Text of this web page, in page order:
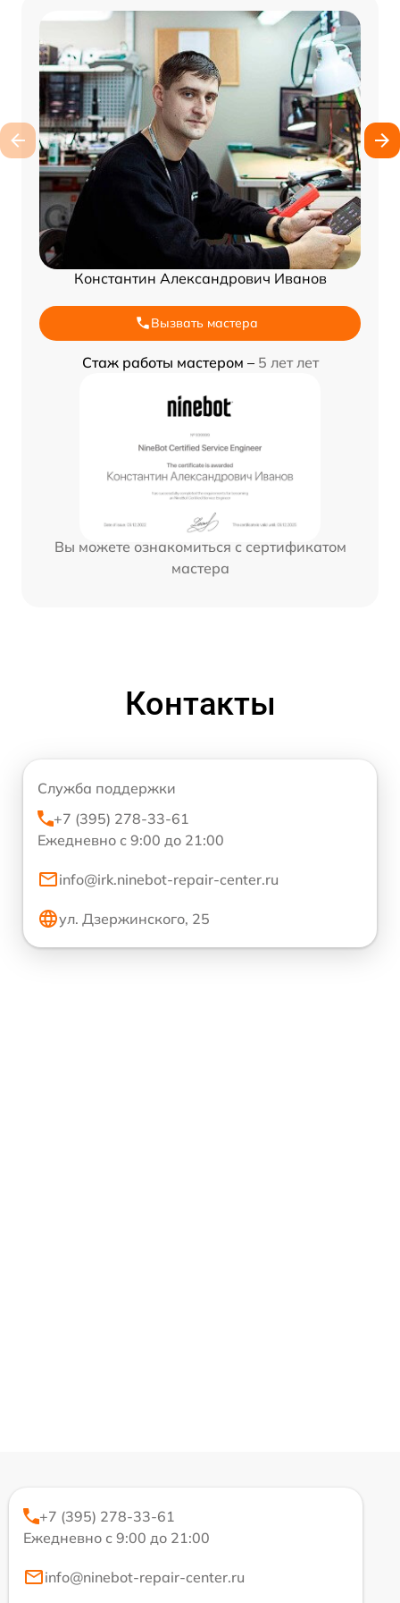
Константин Александрович Иванов
Вызвать мастера
Стаж работы мастером – 5 лет лет
Вы можете ознакомиться с сертификатом
мастера
Контакты
Служба поддержки
+7 (395) 278-33-61
Ежедневно с 9:00 до 21:00
info@irk.ninebot-repair-center.ru
ул. Дзержинского, 25
+7 (395) 278-33-61
Ежедневно с 9:00 до 21:00
info@ninebot-repair-center.ru